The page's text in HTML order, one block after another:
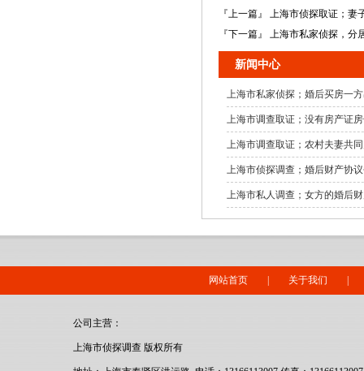
『上一篇』 上海市侦探取证；妻
『下一篇』 上海市私家侦探，
新闻中心
上海市私家侦探；婚后买房一
上海市调查取证；没有房产证
上海市调查取证；农村夫妻共
上海市侦探调查；婚后财产协
上海市私人调查；女方的婚后
网站首页 关于我们
公司主营：
上海市侦探调查 版权所有